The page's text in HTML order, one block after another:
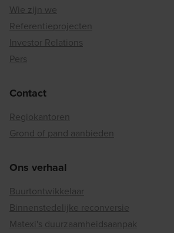
Wie zijn we
Referentieprojecten
Investor Relations
Pers
Contact
Regiokantoren
Grond of pand aanbieden
Ons verhaal
Buurtontwikkelaar
Binnenstedelijke reconversie
Matexi's duurzaamheidsaanpak